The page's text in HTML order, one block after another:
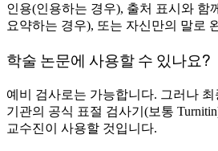
인용(인용하는 경우), 출처 표시와 함
요약하는 경우), 또는 자신만의 말로
학술 논문에 사용할 수 있나요?
예비 검사로는 가능합니다. 그러나
기관의 공식 표절 검사기(보통
교수진이 사용할 것입니다.